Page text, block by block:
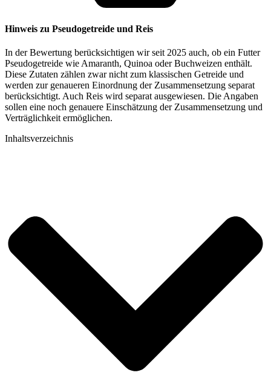
Hinweis zu Pseudogetreide und Reis
In der Bewertung berücksichtigen wir seit 2025 auch, ob ein Futter
Pseudogetreide wie Amaranth, Quinoa oder Buchweizen enthält.
Diese Zutaten zählen zwar nicht zum klassischen Getreide und
werden zur genaueren Einordnung der Zusammensetzung separat
berücksichtigt. Auch Reis wird separat ausgewiesen. Die Angaben
sollen eine noch genauere Einschätzung der Zusammensetzung und
Verträglichkeit ermöglichen.
Inhaltsverzeichnis​